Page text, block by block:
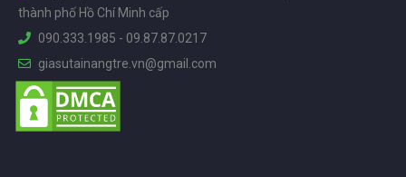
thành phố Hồ Chí Minh cấp
090.333.1985 - 09.87.87.0217
giasutainangtre.vn@gmail.com